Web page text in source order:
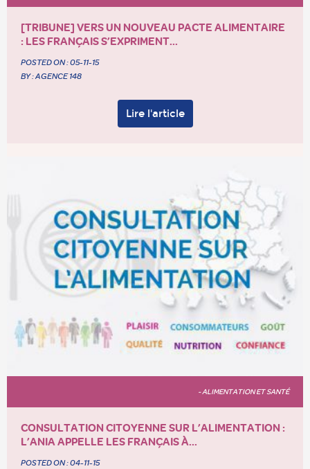
[TRIBUNE] VERS UN NOUVEAU PACTE ALIMENTAIRE
: LES FRANÇAIS S’EXPRIMENT...
POSTED ON :05-11-15
BY : AGENCE 148
Lire l'article
- ALIMENTATION ET SANTÉ
CONSULTATION CITOYENNE SUR L’ALIMENTATION :
L’ANIA APPELLE LES FRANÇAIS À...
POSTED ON :04-11-15